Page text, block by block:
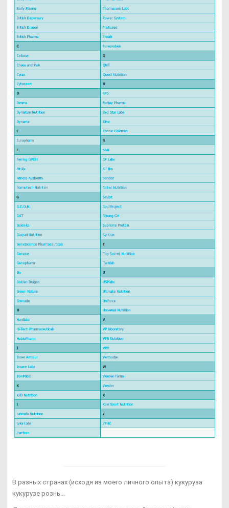
В разных странах (исходя из моего личного опыта) кукуруза
кукурузе рознь...